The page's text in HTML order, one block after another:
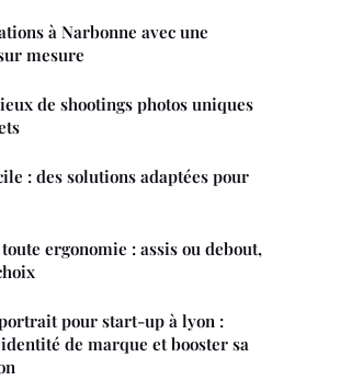
à Narbonne avec une
mesure
de shootings photos uniques
: des solutions adaptées pour
ergonomie : assis ou debout,
pour start-up à lyon :
de marque et booster sa